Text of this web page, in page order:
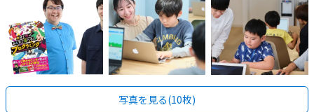
写真を見る(10枚)